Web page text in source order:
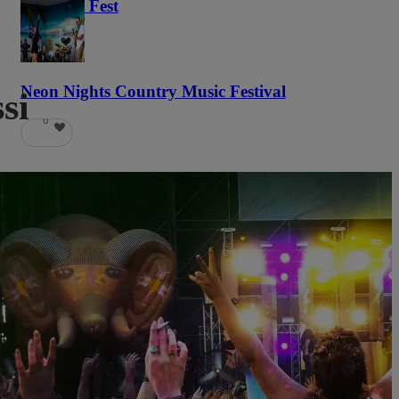
Haunted Fest
58
Neon Nights Country Music Festival
6